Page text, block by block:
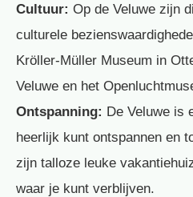
Cultuur: Op de Veluwe zijn
culturele
Kröller-Müller Museum in
Veluwe en het
Ontspanning: De Veluwe is
heerlijk kunt ontspannen en
zijn talloze leuke
waar je kunt verblijven.